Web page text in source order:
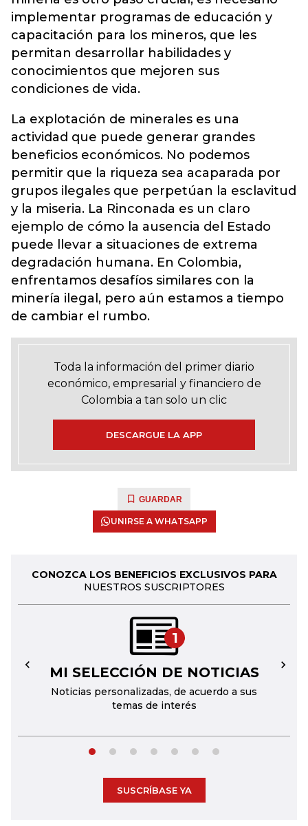
implementar programas de educación y
capacitación para los mineros, que les
permitan desarrollar habilidades y
conocimientos que mejoren sus
condiciones de vida.
La explotación de minerales es una
actividad que puede generar grandes
beneficios económicos. No podemos
permitir que la riqueza sea acaparada por
grupos ilegales que perpetúan la esclavitud
y la miseria. La Rinconada es un claro
ejemplo de cómo la ausencia del Estado
puede llevar a situaciones de extrema
degradación humana. En Colombia,
enfrentamos desafíos similares con la
minería ilegal, pero aún estamos a tiempo
de cambiar el rumbo.
Toda la información del primer diario
económico, empresarial y financiero de
Colombia a tan solo un clic
DESCARGUE LA APP
GUARDAR
UNIRSE A WHATSAPP
CONOZCA LOS BENEFICIOS EXCLUSIVOS PARA
NUESTROS SUSCRIPTORES
1
MI SELECCIÓN DE NOTICIAS
Noticias personalizadas, de acuerdo a sus
temas de interés
← →
SUSCRÍBASE YA